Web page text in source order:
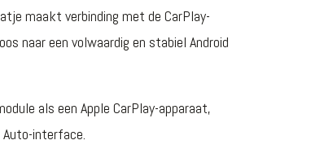
maakt verbinding met de CarPlay-
naar een volwaardig en stabiel Android
als een Apple CarPlay-apparaat,
interface.